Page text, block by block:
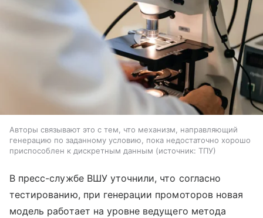
Авторы связывают это с тем, что механизм, направляющий
генерацию по заданному условию, пока недостаточно хорошо
приспособлен к дискретным данным
источник: ТПУ
В пресс-службе ВШУ уточнили, что согласно
тестированию, при генерации промоторов новая
модель работает на уровне ведущего метода